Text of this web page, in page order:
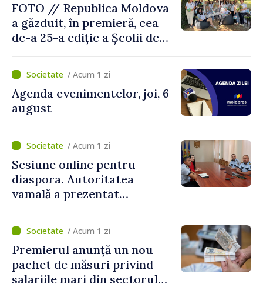
FOTO // Republica Moldova
a găzduit, în premieră, cea
de-a 25-a ediție a Școlii de
/ Acum 1 zi
Agenda evenimentelor, joi, 6
august
/ Acum 1 zi
Sesiune online pentru
diaspora. Autoritatea
vamală a prezentat
revenirea în țară
/ Acum 1 zi
Premierul anunță un nou
pachet de măsuri privind
salariile mari din sectorul